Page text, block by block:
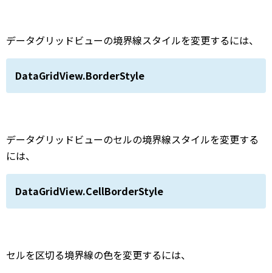
データグリッドビューの境界線スタイルを変更するには、
DataGridView.BorderStyle
データグリッドビューのセルの境界線スタイルを変更する
には、
DataGridView.CellBorderStyle
セルを区切る境界線の色を変更するには、